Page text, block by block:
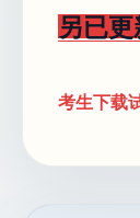
另已
考生下载